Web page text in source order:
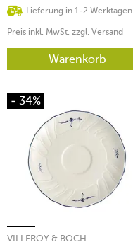
Lieferung in 1-2 Werktagen
Preis inkl. MwSt. zzgl. Versand
Warenkorb
- 34%
VILLEROY & BOCH